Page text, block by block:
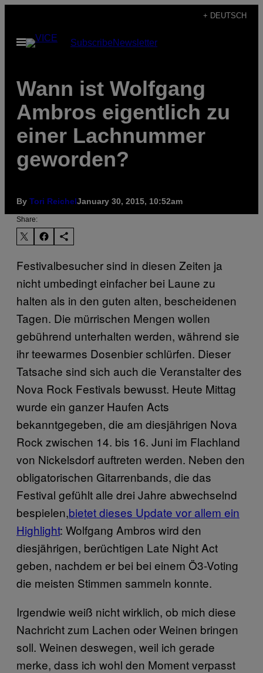
content
+ DEUTSCH
Open
Menu
SubscribeNewsletter
Wann ist Wolfgang
Ambros eigentlich zu
einer Lachnummer
geworden?
By Tori ReichelJanuary 30, 2015, 10:52am
Share:
Festivalbesucher sind in diesen Zeiten ja
nicht umbedingt einfacher bei Laune zu
halten als in den guten alten, bescheidenen
Tagen. Die mürrischen Mengen wollen
gebührend unterhalten werden, während sie
ihr teewarmes Dosenbier schlürfen. Dieser
Tatsache sind sich auch die Veranstalter des
Nova Rock Festivals bewusst. Heute Mittag
wurde ein ganzer Haufen Acts
bekanntgegeben, die am diesjährigen Nova
Rock zwischen 14. bis 16. Juni im Flachland
von Nickelsdorf auftreten werden. Neben den
obligatorischen Gitarrenbands, die das
Festival gefühlt alle drei Jahre abwechselnd
bespielen,bietet dieses Update vor allem ein
Highlight: Wolfgang Ambros wird den
diesjährigen, berüchtigen Late Night Act
geben, nachdem er bei bei einem Ö3-Voting
die meisten Stimmen sammeln konnte.
Irgendwie weiß nicht wirklich, ob mich diese
Nachricht zum Lachen oder Weinen bringen
soll. Weinen deswegen, weil ich gerade
merke, dass ich wohl den Moment verpasst